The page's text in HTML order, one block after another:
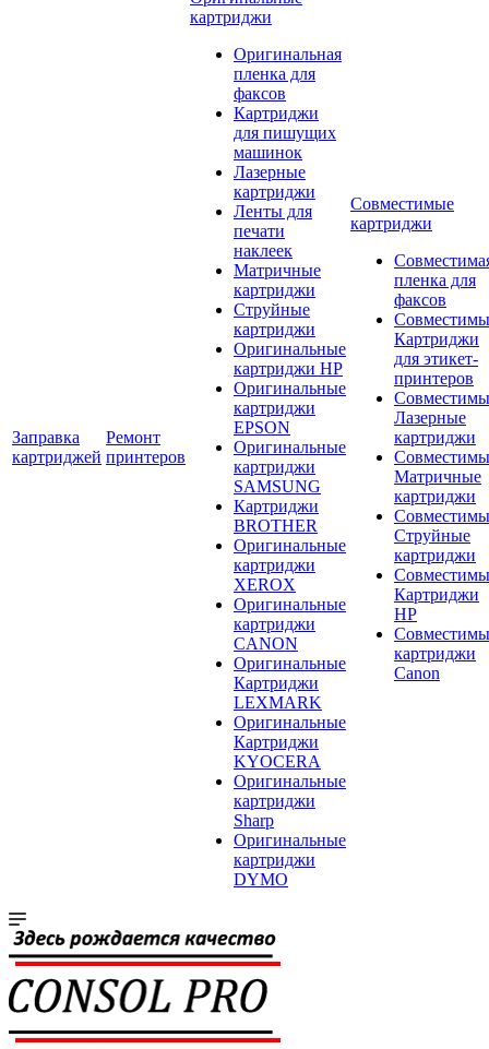
Заправка
картриджей
Ремонт
принтеров
картриджи
Оригинальная
пленка для
факсов
Картриджи
для пишущих
машинок
Лазерные
картриджи
Ленты для
печати
наклеек
Матричные
картриджи
Струйные
картриджи
Оригинальные
картриджи HP
Оригинальные
картриджи
EPSON
Оригинальные
картриджи
SAMSUNG
Картриджи
BROTHER
Оригинальные
картриджи
XEROX
Оригинальные
картриджи
CANON
Оригинальные
Картриджи
LEXMARK
Оригинальные
Картриджи
KYOCERA
Оригинальные
картриджи
Sharp
Оригинальные
картриджи
DYMO
Совместимые
картриджи
пленка для
факсов
Картриджи
для этикет-
принтеров
Лазерные
картриджи
Матричные
картриджи
Струйные
картриджи
Картриджи
HP
картриджи
Canon